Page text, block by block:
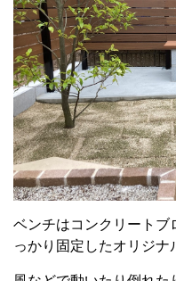
ベンチはコンクリートブ
っかり固定したオリジナ